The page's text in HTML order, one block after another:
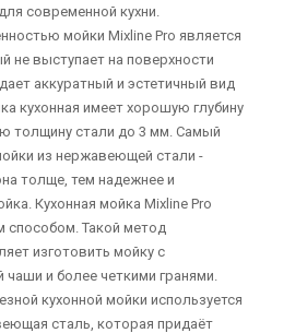
современной кухни.
мойки Mixline Pro является
не выступает на поверхности
аккуратный и эстетичный вид
кухонная имеет хорошую глубину
толщину стали до 3 мм. Самый
из нержавеющей стали -
толще, тем надежнее и
Кухонная мойка Mixline Pro
способом. Такой метод
изготовить мойку с
чаши и более четкими гранями.
кухонной мойки используется
сталь, которая придаёт